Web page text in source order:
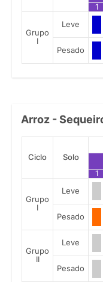
1
Grupo
I
Leve
Pesado
Arroz -
Ciclo Solo
1
Grupo
I
Leve
Pesado
Grupo
II
Leve
Pesado